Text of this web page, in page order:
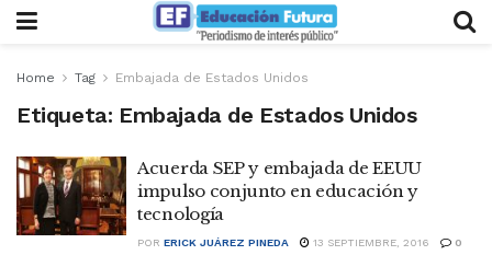
Home Tag Embajada de Estados Unidos
Etiqueta: Embajada de Estados Unidos
Acuerda SEP y embajada de EEUU
impulso conjunto en educación y
tecnología
POR ERICK JUÁREZ PINEDA 13 SEPTIEMBRE, 2016 0